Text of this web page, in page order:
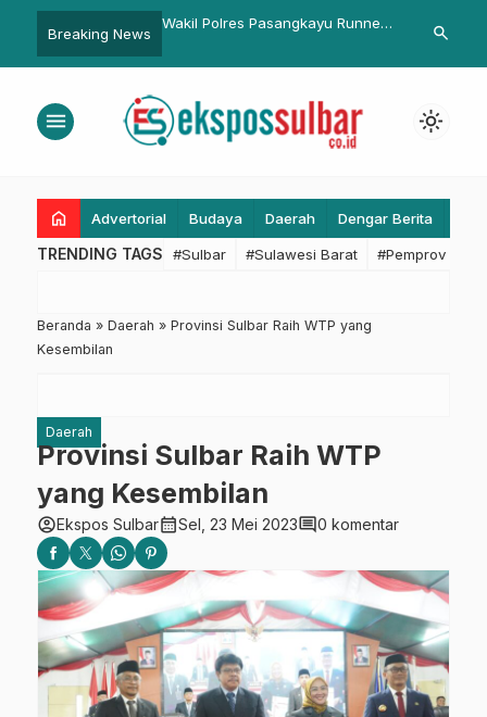
Breaking News
Bupati Pasangkayu Serahkan
Bapenda
Penertiban
search
menu light_mode
home Advertorial Budaya Daerah Dengar Berita
TRENDING TAGS #Sulbar #Sulawesi Barat #Pemprov
Beranda » Daerah » Provinsi Sulbar Raih WTP yang
Kesembilan
Daerah
Provinsi Sulbar Raih WTP
yang Kesembilan
account_circleEkspos Sulbarcalendar_monthSel, 23 Mei 2023comment0 komentar